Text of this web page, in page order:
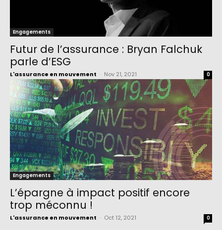
Engagements
Futur de l’assurance : Bryan Falchuk
parle d’ESG
L'assurance en mouvement Nov 21, 2021 0
Engagements
L’épargne à impact positif encore
trop méconnu !
L'assurance en mouvement Oct 12, 2021 0